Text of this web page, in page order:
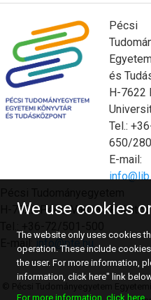
Pécsi
és
H-7622
Tel.:
650/
E-mail:
H-7622 Pécs, Vasvári Pál utca
info@pte.hu
We use cookies
The website only uses cookies
operation. These include
the user. For more information,
information, click here" link
For more information, click here